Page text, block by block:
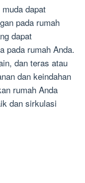
dapat
pada rumah
dapat
pada rumah Anda.
dan teras atau
dan keindahan
rumah Anda
dan sirkulasi